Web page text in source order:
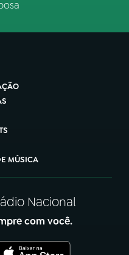
MÚSICA
Nacional
com você.